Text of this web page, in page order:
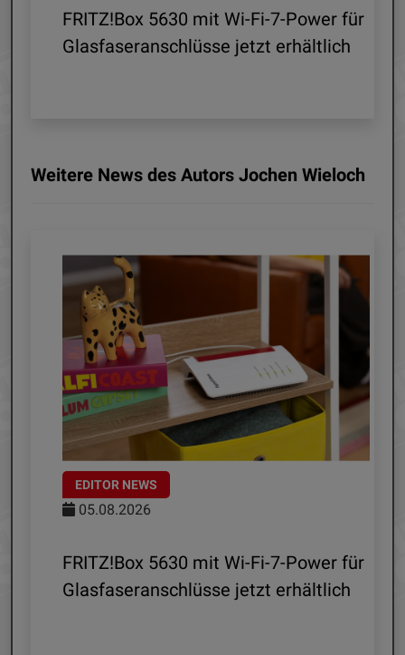
FRITZ!Box 5630 mit Wi-Fi-7-Power für
Glasfaseranschlüsse jetzt erhältlich
Weitere News des Autors Jochen Wieloch
EDITOR NEWS
05.08.2026
FRITZ!Box 5630 mit Wi-Fi-7-Power für
Glasfaseranschlüsse jetzt erhältlich